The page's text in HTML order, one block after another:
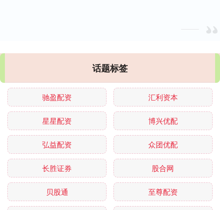
话题标签
驰盈配资 汇利资本
星星配资 博兴优配
弘益配资 众团优配
长胜证券 股合网
贝股通 至尊配资